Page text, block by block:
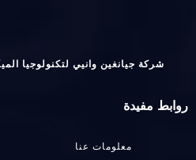
شركة جيانغين وانيي لتكنولوجيا
روابط مفيدة
معلومات عنا